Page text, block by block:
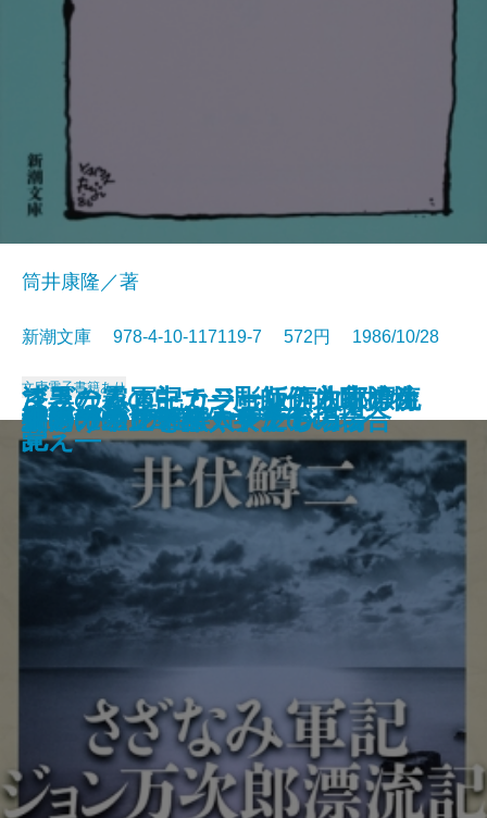
霜の朝
ヨギ ガンジーの妖術
ブラームス―カラー版作曲家の生
涯―
象工場のハッピーエンド
破獄
落日燃ゆ
カシスの舞い
美酒一代―鳥井信治郎伝―
どこかの事件
くたばれPTA
筒井康隆／著
新潮文庫 978-4-10-117119-7 572円 1986/10/28
文庫電子書籍あり
さざなみ軍記・ジョン万次郎漂流
記
漆黒の霧の中で―彫師伊之助捕物
覚え―
夜明けの辻
アシモフの雑学コレクション
侍
女の一生 一部・キクの場合
女の一生 二部・サチ子の場合
細川ガラシャ夫人〔上〕
細川ガラシャ夫人〔下〕
「雨の木」を聴く女たち